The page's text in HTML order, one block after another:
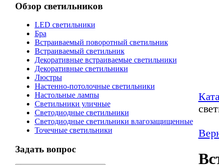
Обзор светильников
LED светильники
Бра
Встраиваемый поворотный светильник
Встраиваемый светильник
Декоративные встраиваемые светильники
Декоративные светильники
Люстры
Настенно-потолочные светильники
Настольные лампы
Светильники уличные
Светодиодные светильники
Светодиодные светильники влагозащищенные
Точечные светильники
Задать вопрос